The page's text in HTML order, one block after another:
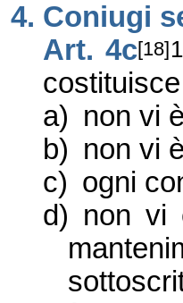
4. Coniugi
Art. 4c[18]1
a) non vi
b) non vi
c) ogni
d) non vi